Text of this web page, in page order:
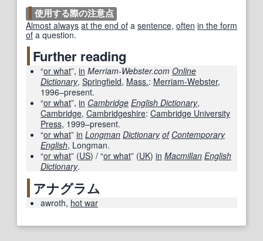
使用する際の注意点
Almost always at the end of a sentence, often in the form
of a question.
Further reading
“or what”, in Merriam-Webster.com Online
Dictionary, Springfield, Mass.: Merriam-Webster,
1996–present.
“or what”, in Cambridge English Dictionary,
Cambridge, Cambridgeshire: Cambridge University
Press, 1999–present.
“or what” in Longman Dictionary of Contemporary
English, Longman.
“or what” (US) / “or what” (UK) in Macmillan English
Dictionary.
アナグラム
awroth, hot war